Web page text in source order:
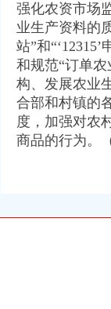
资）
）
强化农资市场
业生产资料的
站”和
和规范“订单
构、发展农业
合部和村镇的
度，加强对农
商品的行为。